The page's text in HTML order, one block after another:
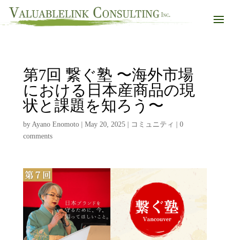
第7回 繋ぐ塾 〜海外市場
における日本産商品の現
状と課題を知ろう〜
by Ayano Enomoto| May 20, 2025| コミュニティ
0
comments